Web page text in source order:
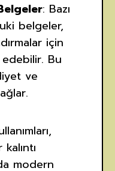
: Bazı
belgeler,
için
edebilir. Bu
ve
modern